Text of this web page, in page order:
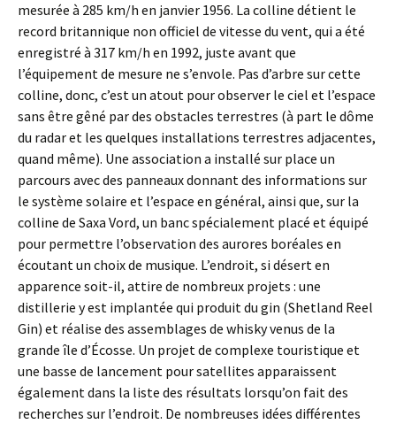
mesurée à 285 km/h en janvier 1956. La colline détient le
record britannique non officiel de vitesse du vent, qui a été
enregistré à 317 km/h en 1992, juste avant que
l’équipement de mesure ne s’envole. Pas d’arbre sur cette
colline, donc, c’est un atout pour observer le ciel et l’espace
sans être gêné par des obstacles terrestres (à part le dôme
du radar et les quelques installations terrestres adjacentes,
quand même). Une association a installé sur place un
parcours avec des panneaux donnant des informations sur
le système solaire et l’espace en général, ainsi que, sur la
colline de Saxa Vord, un banc spécialement placé et équipé
pour permettre l’observation des aurores boréales en
écoutant un choix de musique. L’endroit, si désert en
apparence soit-il, attire de nombreux projets : une
distillerie y est implantée qui produit du gin (Shetland Reel
Gin) et réalise des assemblages de whisky venus de la
grande île d’Écosse. Un projet de complexe touristique et
une basse de lancement pour satellites apparaissent
également dans la liste des résultats lorsqu’on fait des
recherches sur l’endroit. De nombreuses idées différentes